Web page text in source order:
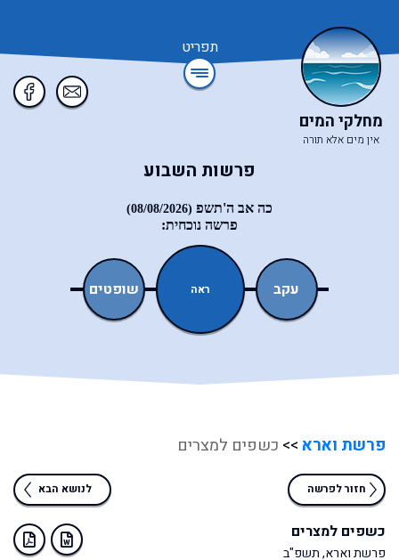
תפריט
מחלקי המים
אין מים אלא תורה
פרשות השבוע
כה אב ה'תשפ (08/08/2026)
פרשה נוכחית:
שופטים ראה עקב
פרשת וארא>> כשפים למצרים
חזור לפרשה לנושא הבא
כשפים למצרים
פרשת וארא, תשפ"ב